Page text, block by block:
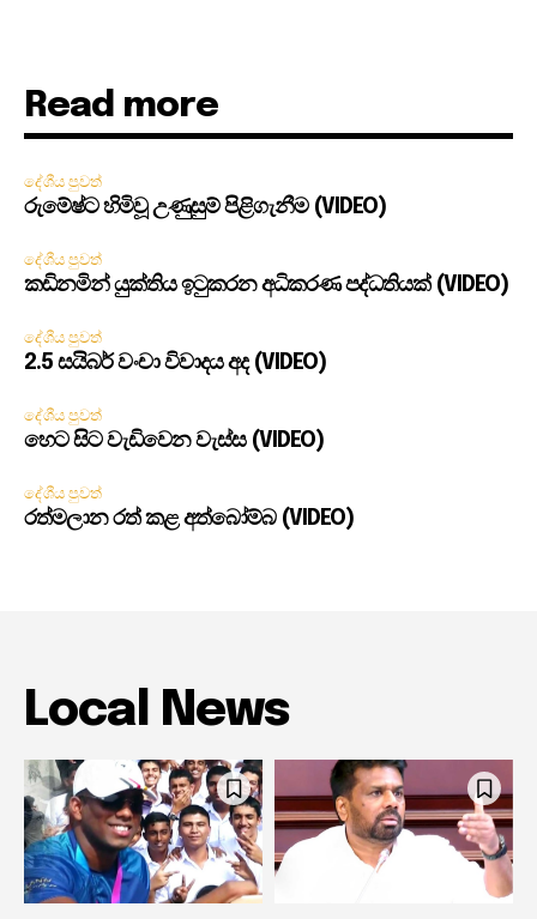
Read more
දේශීය පුවත්
රුමේෂ්ට හිමිවූ උණුසුම් පිළිගැනීම (VIDEO)
දේශීය පුවත්
කඩිනමින් යුක්තිය ඉටුකරන අධිකරණ පද්ධතියක් (VIDEO)
දේශීය පුවත්
2.5 සයිබර් වංචා විවාදය අද (VIDEO)
දේශීය පුවත්
හෙට සිට වැඩිවෙන වැස්ස (VIDEO)
දේශීය පුවත්
රත්මලාන රත් කළ අත්බෝම්බ (VIDEO)
Local News